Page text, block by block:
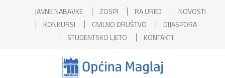
JAVNE NABAVKE ZOSPI RA URED
NOVOSTI
KONKURSI
CIVILNO DRUŠTVO
DIJASPORA
STUDENTSKO LJETO
KONTAKTI